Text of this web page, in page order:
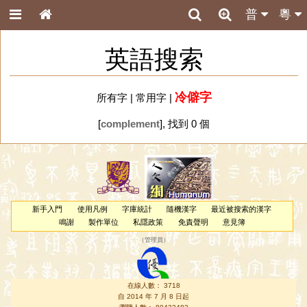
粵
普
英語搜索
所有字| 常用字| 冷僻字
[complement], 找到 0 個
新手入門 使用凡例 字庫統計 隨機漢字
最近被搜索的漢字
鳴謝
製作單位 私隱政策 免責聲明 意見簿
（管理員 ）
在線人數： 3718
自 2014 年 7 月 8 日起